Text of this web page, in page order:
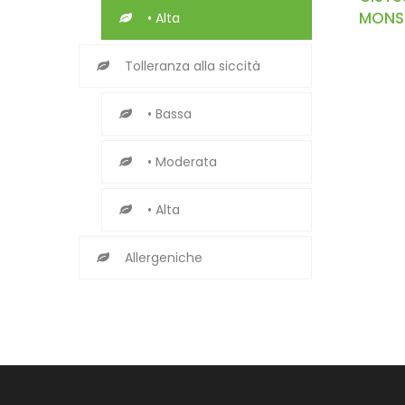
• Alta
Tolleranza alla siccità
• Bassa
• Moderata
• Alta
Allergeniche